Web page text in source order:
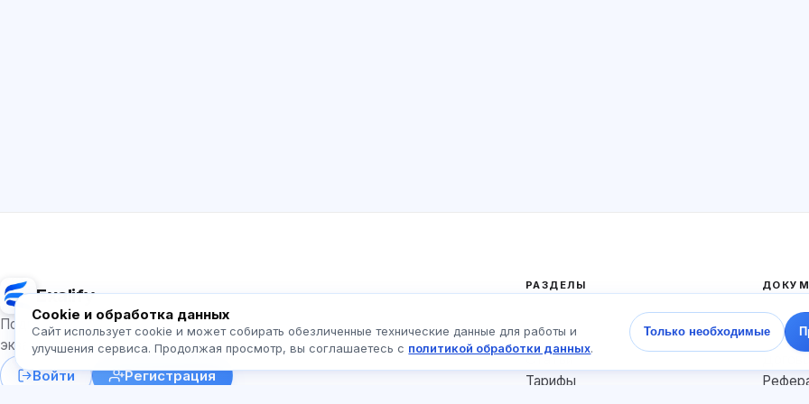
Exalify
Подготовка к международным языковым
экзаменам
Войти
Регистрация
РАЗДЕЛЫ
Тесты
Статьи
Тарифы
Cookie и обработка данных
Сайт использует cookie и может собирать обезличенные технические данные для работы и
улучшения сервиса. Продолжая просмотр, вы соглашаетесь с политикой обработки данных.
Только необходимые